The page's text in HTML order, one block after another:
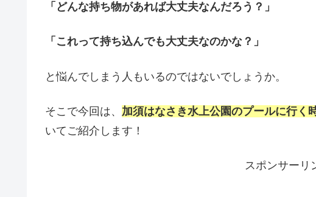
「どんな持ち物があれば大丈夫なんだろう？」
「これって持ち込んでも大丈夫なのかな？」
と悩んでしまう人もいるのではないでしょうか。
そこで今回は、 加須はなさき水上公園のプールに行く
いてご紹介します！
スポンサーリ